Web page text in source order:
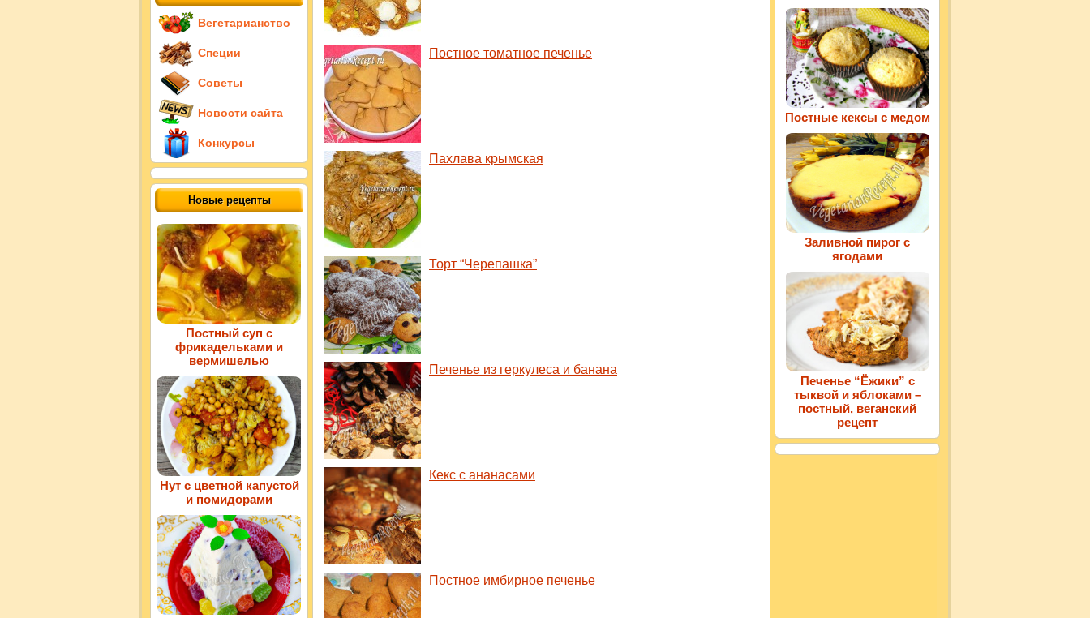
Постное томатное печенье
Пахлава крымская
Торт “Черепашка”
Печенье из геркулеса и банана
Кекс с ананасами
Постное имбирное печенье
Вегетарианство
Специи
Советы
Новости сайта
Конкурсы
Новые рецепты
Постный суп с
фрикадельками и
вермишелью
Нут с цветной капустой
и помидорами
Постные кексы с медом
Заливной пирог с
ягодами
Печенье “Ёжики” с
тыквой и яблоками –
постный, веганский
рецепт